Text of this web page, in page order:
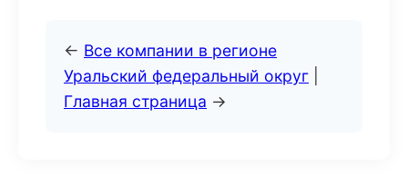
← Все компании в регионе
Уральский федеральный округ
Главная страница →